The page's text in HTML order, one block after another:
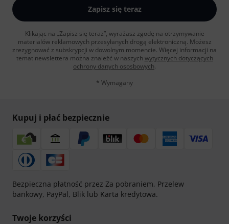
Zapisz się teraz
Klikając na „Zapisz się teraz”, wyrażasz zgodę na otrzymywanie
materialów reklamowych przesyłanych drogą elektroniczną. Możesz
zrezygnować z subskrypcji w dowolnym momencie. Więcej informacji na
temat newslettera można znaleźć w naszych wytycznych dotyczących
ochrony danych ososbowych.
* Wymagany
Kupuj i płać bezpiecznie
Bezpieczna płatność przez Za pobraniem, Przelew
bankowy, PayPal, Blik lub Karta kredytowa.
Twoje korzyści